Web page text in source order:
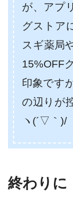
が、アプ
グストア
スギ薬局
15%OFF
印象です
の辺りが
ヽ(´▽｀)/
終わりに